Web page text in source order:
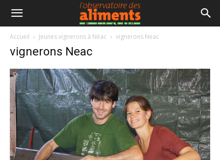
Accueil Jeunes vignerons à Néac vignerons Neac
vignerons Neac